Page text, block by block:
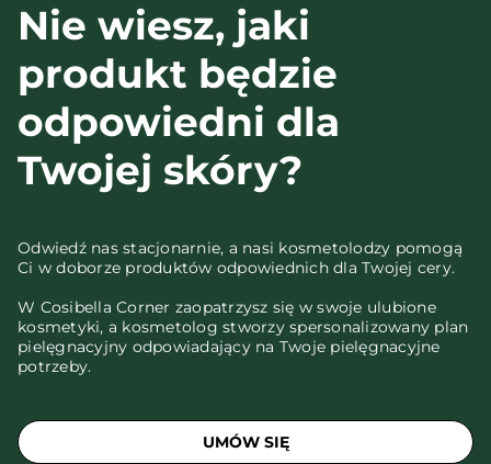
Nie wiesz, jaki
produkt będzie
odpowiedni dla
Twojej skóry?
Odwiedź nas stacjonarnie, a nasi kosmetolodzy pomogą
Ci w doborze produktów odpowiednich dla Twojej cery.
W Cosibella Corner zaopatrzysz się w swoje ulubione
kosmetyki, a kosmetolog stworzy spersonalizowany plan
pielęgnacyjny odpowiadający na Twoje pielęgnacyjne
potrzeby.
UMÓW SIĘ